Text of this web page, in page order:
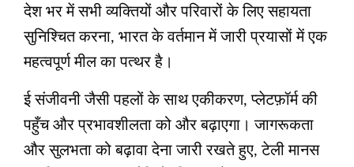
देश भर में सभी व्यक्तियों और परिवारों के लिए सहायता
सुनिश्चित करना, भारत के वर्तमान में जारी प्रयासों में एक
महत्वपूर्ण मील का पत्थर है।
ई संजीवनी जैसी पहलों के साथ एकीकरण, प्लेटफ़ॉर्म की
पहुँच और प्रभावशीलता को और बढ़ाएगा। जागरूकता
और सुलभता को बढ़ावा देना जारी रखते हुए, टेली मानस